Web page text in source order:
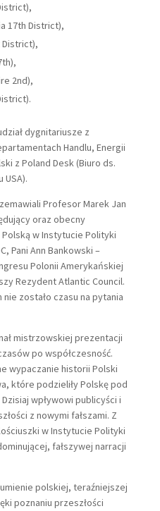
17th District),
District),
2nd),
dygnitariusze z
Handlu, Energii
z Poland Desk (Biuro ds.
USA).
Profesor Marek Jan
oraz obecny
w Instytucie Polityki
Pani Ann Bankowski –
Polonii Amerykańskiej
Rezydent Atlantic Council.
zostało czasu na pytania
mistrzowskiej prezentacji
po współczesność.
wypaczanie historii Polski
które podzieliły Polskę pod
wpływowi publicyści i
z nowymi fałszami. Z
w Instytucie Polityki
fałszywej narracji
polskiej, teraźniejszej
poznaniu przeszłości